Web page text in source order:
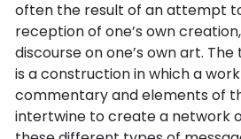
often the result of an attempt
reception of one’s own
discourse on one’s own art. The
is a construction in which a
commentary and elements of
intertwine to create a network